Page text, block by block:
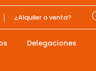
¿Alquiler o venta?
Delegaciones